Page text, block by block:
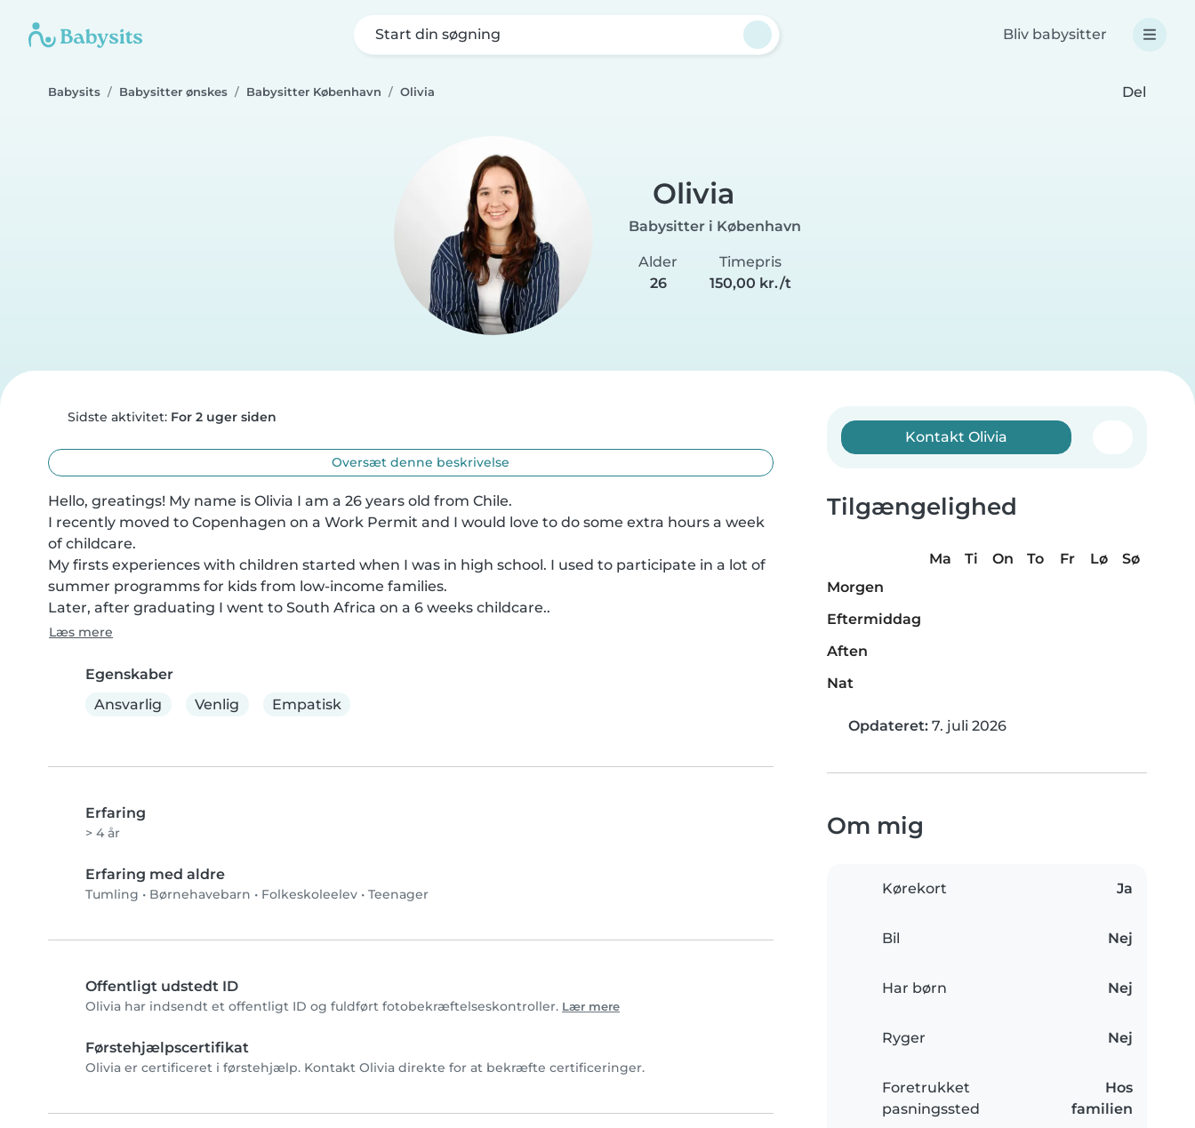
Start din søgning Bliv babysitter
Babysits Babysitter ønskes Babysitter København Olivia Del
Olivia
Babysitter i København
Alder
26
Timepris
150,00 kr./t
Sidste aktivitet: For 2 uger siden
Oversæt denne beskrivelse
Hello, greatings! My name is Olivia I am a 26 years old from Chile.
I recently moved to Copenhagen on a Work Permit and I would love to do some extra hours a week
of childcare.
My firsts experiences with children started when I was in high school. I used to participate in a lot of
summer programms for kids from low-income families.
Later, after graduating I went to South Africa on a 6 weeks childcare..
Læs mere
Egenskaber
Ansvarlig
Venlig Empatisk
Erfaring
> 4 år
Erfaring med aldre
Tumling • Børnehavebarn • Folkeskoleelev • Teenager
Offentligt udstedt ID
Olivia har indsendt et offentligt ID og fuldført fotobekræftelseskontroller. Lær mere
Førstehjælpscertifikat
Olivia er certificeret i førstehjælp. Kontakt Olivia direkte for at bekræfte certificeringer.
Kontakt Olivia
Tilgængelighed
Ma Ti On To Fr Lø
Sø
Morgen
Eftermiddag
Aften
Nat
Opdateret: 7. juli 2026
Om mig
Kørekort Ja
Bil Nej
Har børn Nej
Ryger Nej
Foretrukket
pasningssted
Hos
familien